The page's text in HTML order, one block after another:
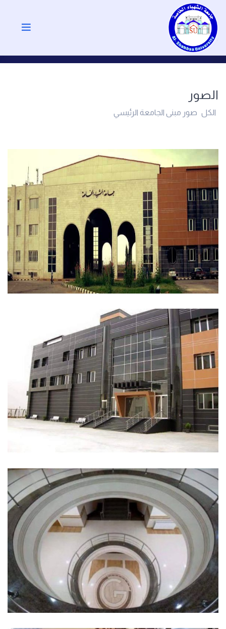
الصور
الكل صور مبنى الجامعة الرئيسي